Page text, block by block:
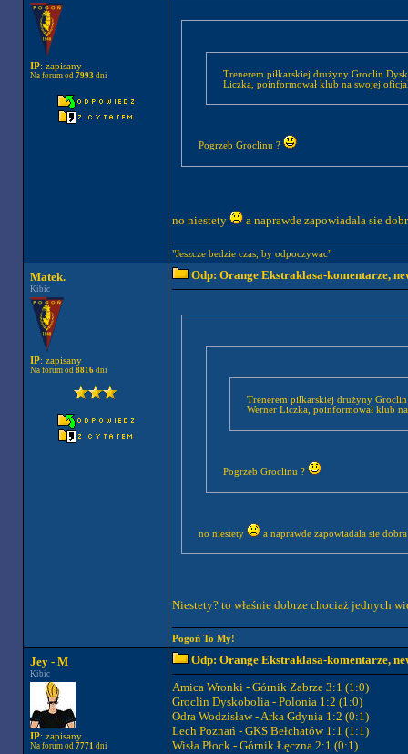
IP: zapisany
Na forum od 7993dni
Trenerem piłkarskiej drużyny Groclin
Liczka, poinformował klub na swojej
Pogrzeb Groclinu ?
no niestety a naprawde zapowiadala sie
"Jeszcze bedzie czas, by odpoczywac"
Matek.
Kibic
IP: zapisany
Na forum od 8816dni
Odp: Orange Ekstraklasa-komentarze,
Trenerem piłkarskiej drużyny
Werner Liczka, poinformował klub
Pogrzeb Groclinu ?
no niestety a naprawde zapowiadala sie
Niestety? to właśnie dobrze chociaż jednych
Pogoń To My!
Jey - M
Kibic
IP: zapisany
Na forum od 7771 dni
Odp: Orange Ekstraklasa-komentarze,
Amica Wronki - Górnik Zabrze 3:1 (1:0)
Groclin Dyskobolia - Polonia 1:2 (1:0)
Odra Wodzisław - Arka Gdynia 1:2 (0:1)
Lech Poznań - GKS Bełchatów 1:1 (1:1)
Wisła Płock - Górnik Łęczna 2:1 (0:1)